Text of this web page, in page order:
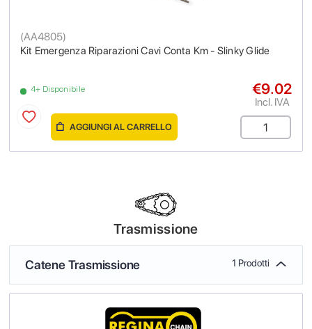
Kit Emergenza Riparazioni Cavi Conta Km - Slinky Glide
(AA4805)
4+ Disponibile €9.02
Incl. IVA
AGGIUNGI AL CARRELLO
Trasmissione
Catene Trasmissione 1 Prodotti